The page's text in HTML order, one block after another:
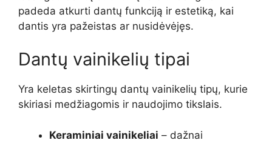
padeda atkurti dantų funkciją ir estetiką, kai
dantis yra pažeistas ar nusidėvėjęs.
Dantų vainikelių tipai
Yra keletas skirtingų dantų vainikelių tipų, kurie
skiriasi medžiagomis ir naudojimo tikslais.
Keraminiai vainikeliai – dažnai